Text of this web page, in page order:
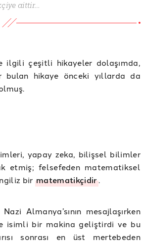
aittir…
ilgili çeşitli hikayeler dolaşımda,
bulan hikaye önceki yıllarda da
yapay zeka, bilişsel bilimler
etmiş; felsefeden matematiksel
birmatematikçidir.
Almanya’sının mesajlaşırken
isimli bir makina geliştirdi ve bu
sonrası en üst mertebeden